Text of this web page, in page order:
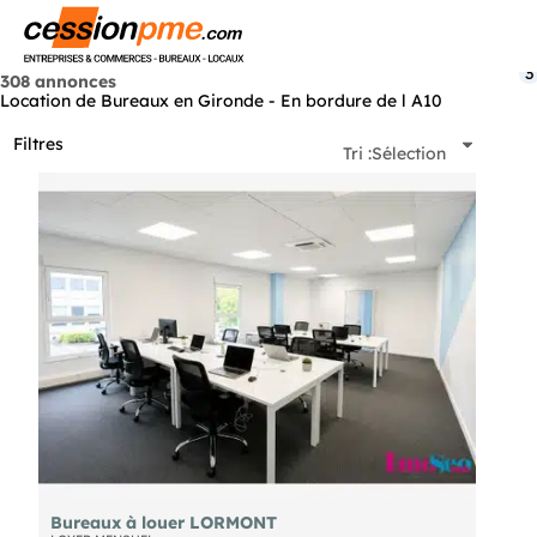
308 annonces
Location de Bureaux en Gironde - En bordure de l A10
Filtres
3
Tri :Sélection
Bureaux à louer LORMONT